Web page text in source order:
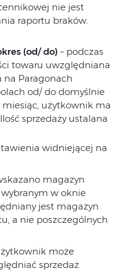
nie jest
raportu braków.
(od/ do) – podczas
towaru uwzględniana
na Paragonach
od/ do domyślnie
użytkownik ma
sprzedaży ustalana
widniejącej na
magazyn
w oknie
jest magazyn
a nie poszczególnych
może
sprzedaż